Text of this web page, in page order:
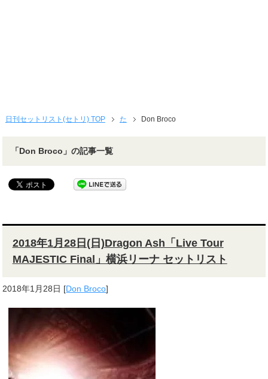
日刊セットリスト(セトリ) TOP た Don Broco
「Don Broco」の記事一覧
2018年1月28日(日)Dragon Ash「Live Tour
MAJESTIC Final」横浜リーナ セットリスト
2018年1月28日 [Don Broco]